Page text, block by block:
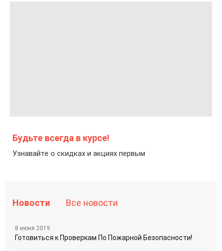
Будьте всегда в курсе!
Узнавайте о скидках и акциях первым
Новости Все новости
8 июня 2019
Готовиться к Проверкам По Пожарной Безопасности!